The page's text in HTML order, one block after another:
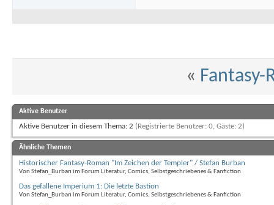
«
Aktive Benutzer
Aktive Benutzer in diesem Thema: 2 (Registrierte Benutzer: 0, Gäste: 2)
Ähnliche Themen
Historischer Fantasy-Roman "Im Zeichen der Templer" / Stefan Burban
Von Stefan_Burban im Forum Literatur, Comics, Selbstgeschriebenes & Fanfiction
Das gefallene Imperium 1: Die letzte Bastion
Von Stefan_Burban im Forum Literatur, Comics, Selbstgeschriebenes & Fanfiction